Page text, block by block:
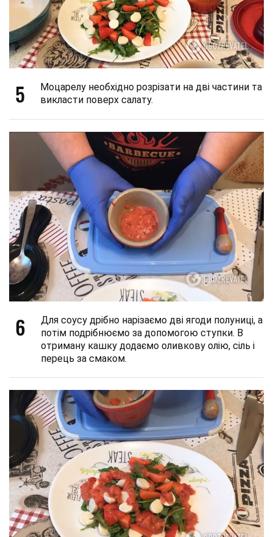
5
Моцарелу необхідно розрізати на дві частини та
викласти поверх салату.
6
Для соусу дрібно нарізаємо дві ягоди полуниці, а
потім подрібнюємо за допомогою ступки. В
отриману кашку додаємо оливкову олію, сіль і
перець за смаком.